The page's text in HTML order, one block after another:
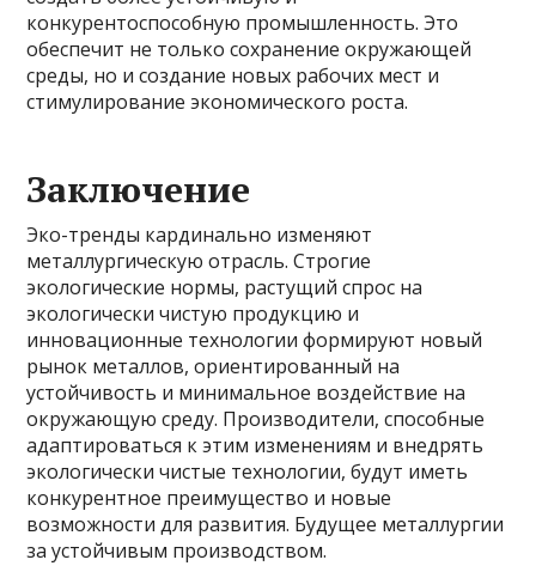
конкурентоспособную промышленность. Это
обеспечит не только сохранение окружающей
среды, но и создание новых рабочих мест и
стимулирование экономического роста.
Заключение
Эко-тренды кардинально изменяют
металлургическую отрасль. Строгие
экологические нормы, растущий спрос на
экологически чистую продукцию и
инновационные технологии формируют новый
рынок металлов, ориентированный на
устойчивость и минимальное воздействие на
окружающую среду. Производители, способные
адаптироваться к этим изменениям и внедрять
экологически чистые технологии, будут иметь
конкурентное преимущество и новые
возможности для развития. Будущее металлургии
за устойчивым производством.